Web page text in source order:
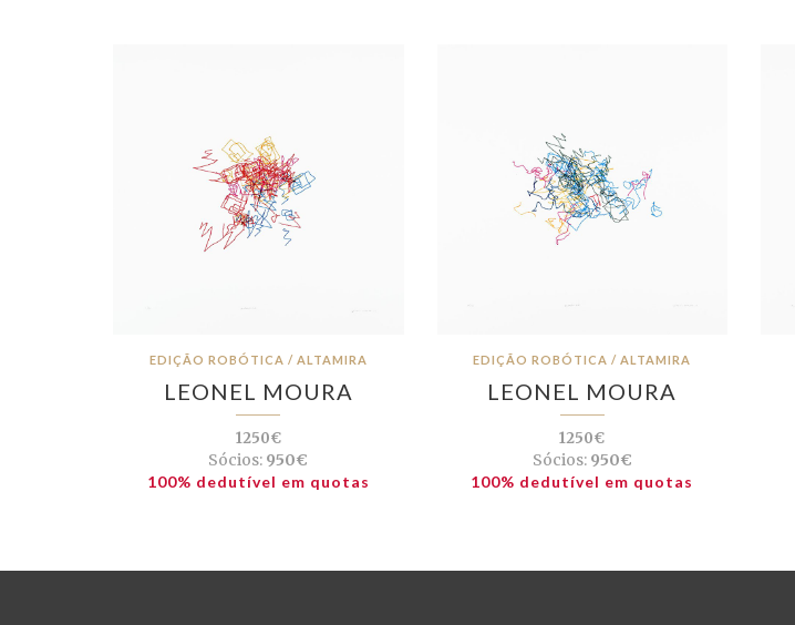
EDIÇÃO ROBÓTICA / ALTAMIRA
LEONEL MOURA
1250€
Sócios: 950€
100% dedutível em quotas
EDIÇÃO ROBÓTICA / ALTAMIRA
LEONEL MOURA
1250€
Sócios:950€
100% dedutível em quotas